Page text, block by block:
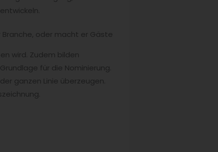
oder macht er Gäste
wird. Zudem bilden
für die Nominierung.
ganzen Linie überzeugen.